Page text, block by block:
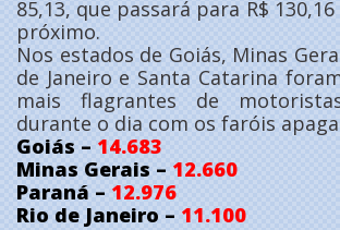
85,13, que passará para R$
próximo.
Nos estados de Goiás, Minas
de Janeiro e Santa Catarina
mais flagrantes de
durante o dia com os faróis
Goiás – 14.683
Minas Gerais – 12.660
Paraná – 12.976
Rio de Janeiro – 11.100